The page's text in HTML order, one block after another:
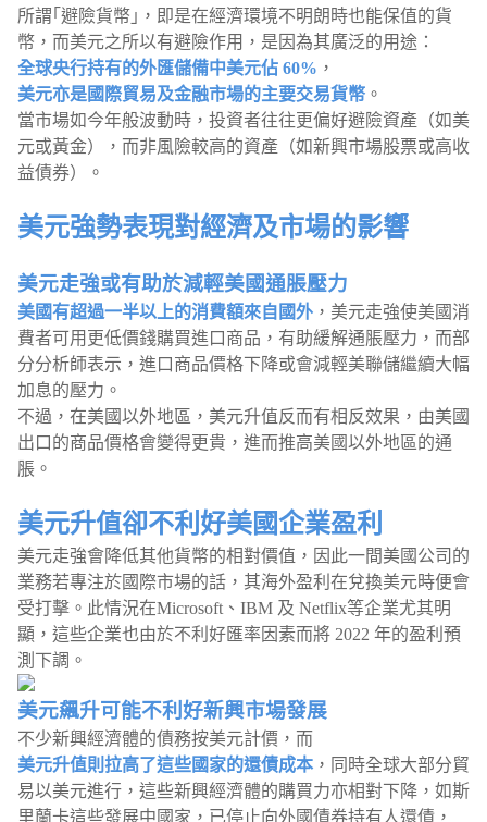
所謂｢避險貨幣｣，即是在經濟環境不明朗時也能保值的貨
幣，而美元之所以有避險作用，是因為其廣泛的用途：
全球央行持有的外匯儲備中美元佔 60% ，
美元亦是國際貿易及金融市場的主要交易貨幣 。
當市場如今年般波動時，投資者往往更偏好避險資產（如美
元或黃金），而非風險較高的資產（如新興市場股票或高收
益債券）。
美元強勢表現對經濟及市場的影響
美元走強或有助於減輕美國通脹壓力
美國有超過一半以上的消費額來自國外 ，美元走強使美國消
費者可用更低價錢購買進口商品，有助緩解通脹壓力，而部
分分析師表示，進口商品價格下降或會減輕美聯儲繼續大幅
加息的壓力。
不過，在美國以外地區，美元升值反而有相反效果，由美國
出口的商品價格會變得更貴，進而推高美國以外地區的通
脹。
美元升值卻不利好美國企業盈利
美元走強會降低其他貨幣的相對價值，因此一間美國公司的
業務若專注於國際市場的話，其海外盈利在兌換美元時便會
受打擊。此情況在Microsoft、IBM 及 Netflix等企業尤其明
顯，這些企業也由於不利好匯率因素而將 2022 年的盈利預
測下調。
美元飆升可能不利好新興市場發展
不少新興經濟體的債務按美元計價，而
美元升值則拉高了這些國家的還債成本 ，同時全球大部分貿
易以美元進行，這些新興經濟體的購買力亦相對下降，如斯
里蘭卡這些發展中國家，已停止向外國債券持有人還債，